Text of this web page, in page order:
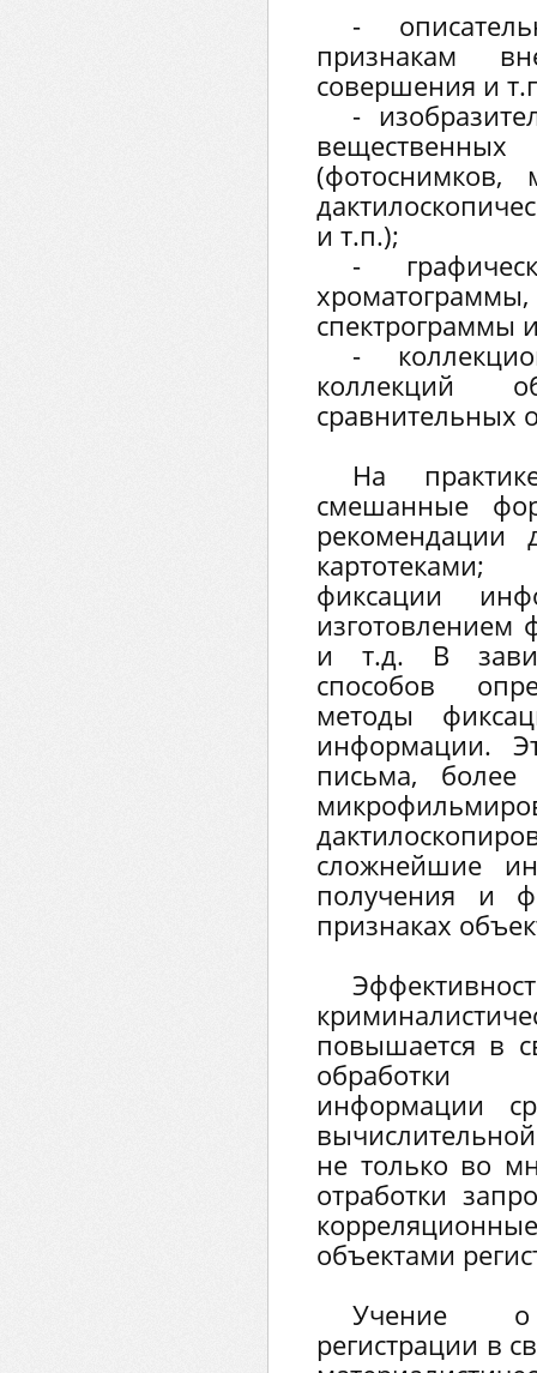
-
признакам
совершения и
-
(фотоснимков,
и т.п.);
-
спектрограммы
-
коллекций
сравнительных
На
смешанные
рекомендации
картотеками;
фиксации
изготовлением
и т.д. В
способов
методы
информации.
письма,
сложнейшие
получения и
признаках
повышается в
обработки
информации
не только во
отработки
объектами
Учение о
регистрации в